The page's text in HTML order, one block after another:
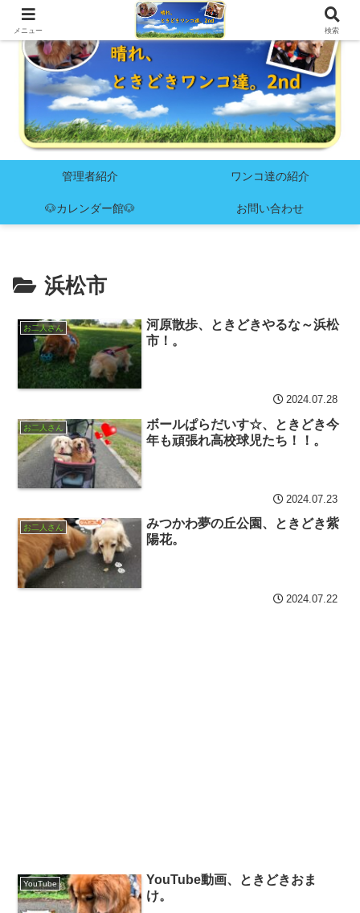
管理者紹介 ワンコ達の紹介
🐶カレンダー館🐶 お問い合わせ
浜松市
お二人さん
河原散歩、ときどきやるな～浜松
市！。
2024.07.28
お二人さん
ボールぱらだいす☆、ときどき今
年も頑張れ高校球児たち！！。
2024.07.23
お二人さん
みつかわ夢の丘公園、ときどき紫
陽花。
2024.07.22
YouTube
YouTube動画、ときどきおま
け。
メニュー 検索